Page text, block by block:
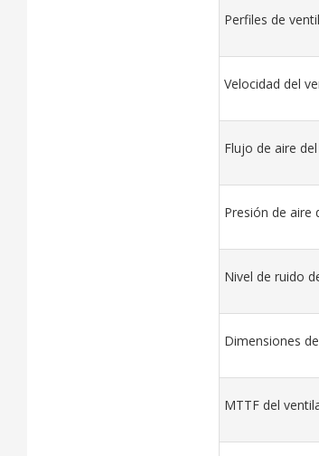
Perfiles de
Velocidad del
Flujo de aire
Presión de aire
Nivel de ruido
Dimensiones
MTTF del